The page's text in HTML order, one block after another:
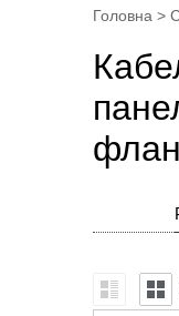
Головна >